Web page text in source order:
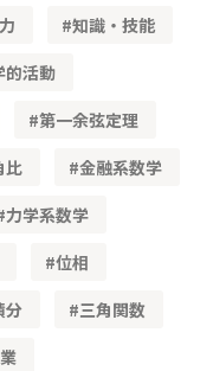
知識・技能
的活動
第一余弦定理
比
金融系数学
力学系数学
位相
分
三角関数